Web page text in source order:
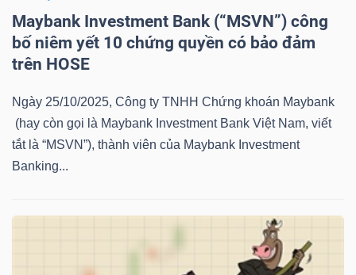
Maybank Investment Bank (“MSVN”) công
bố niêm yết 10 chứng quyền có bảo đảm
trên HOSE
Ngày 25/10/2025, Công ty TNHH Chứng khoán Maybank
(hay còn gọi là Maybank Investment Bank Việt Nam, viết
tắt là “MSVN”), thành viên của Maybank Investment
Banking...
TIÊU
DÙNG
THIẾT
YẾU